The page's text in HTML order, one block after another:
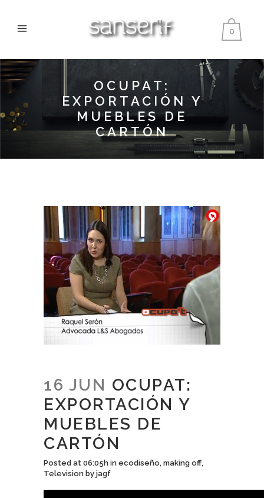
0
OCUPAT:
EXPORTACIÓN Y
MUEBLES DE
CARTÓN
16 JUN OCUPAT:
EXPORTACIÓN Y
MUEBLES DE
CARTÓN
Posted at 06:05h in ecodiseño, making off,
Television by jagf